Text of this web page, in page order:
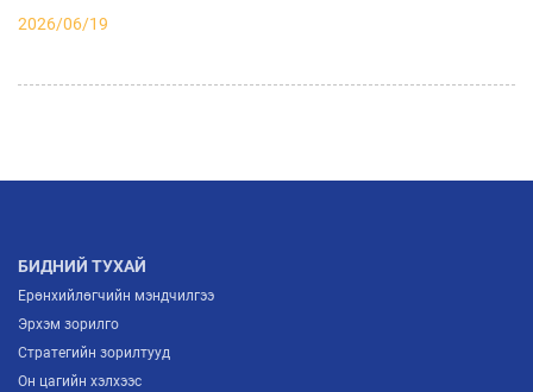
БАЙГУУЛАГДЛАА
2026/06/19
БИДНИЙ ТУХАЙ
Ерөнхийлөгчийн мэндчилгээ
Эрхэм зорилго
Стратегийн зорилтууд
Он цагийн хэлхээс